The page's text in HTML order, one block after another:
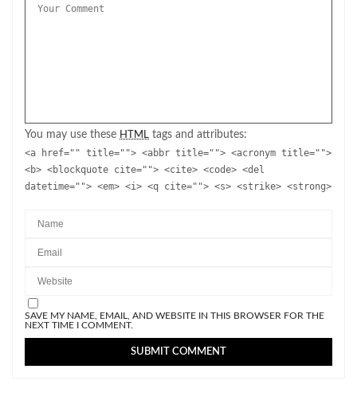
You may use these HTML tags and attributes:
<a href="" title=""> <abbr title=""> <acronym title="">
<b> <blockquote cite=""> <cite> <code> <del
datetime=""> <em> <i> <q cite=""> <s> <strike> <strong>
SAVE MY NAME, EMAIL, AND WEBSITE IN THIS BROWSER FOR THE
NEXT TIME I COMMENT.